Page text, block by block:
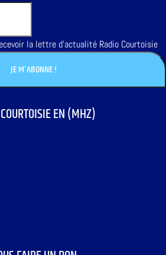
la lettre d'actualité Radio Courtoisie
EN (MHZ)